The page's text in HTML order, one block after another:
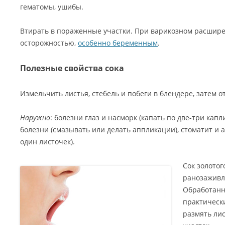
гематомы, ушибы.
Втирать в пораженные участки. При варикозном
осторожностью, особенно беременным.
Полезные свойства сока
Измельчить листья, стебель и побеги в блендере, затем
Наружно: болезни глаз и насморк (капать по две-три
болезни (смазывать или делать аппликации), стоматит и
один листочек).
Сок
размять